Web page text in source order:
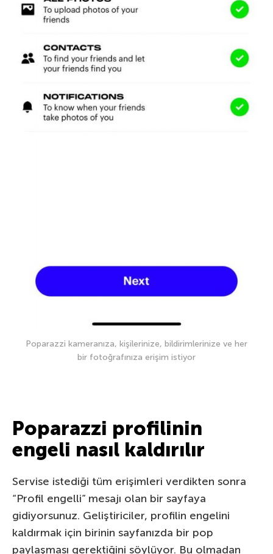
Poparazzi kameranıza, kişilerinize, bildirimlerinize ve her
bir fotoğrafınıza erişim istiyor
Poparazzi profilinin
engeli nasıl kaldırılır
Servise istediği tüm erişimleri verdikten sonra
“Profil engelli” mesajı olan bir sayfaya
gidiyorsunuz. Geliştiriciler, profilin engelini
kaldırmak için birinin sayfanızda bir pop
paylaşması gerektiğini söylüyor. Bu olmadan